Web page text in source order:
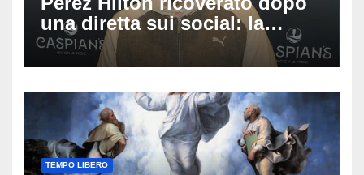
una diretta sui social: la
famiglia rompe il silenzio
sulle sue condizioni
TEMPO LIBERO